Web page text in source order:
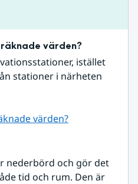
värden?
istället
stationer i närheten
värden?
nederbörd och gör det
tid och rum. Den är